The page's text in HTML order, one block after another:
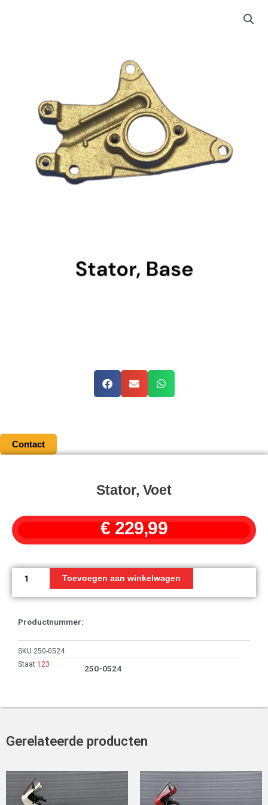
Contact
Stator, Voet
€229,99
Stator,
voet
Toevoegen aan winkelwagen
Productnummer:
SKU 250-0524
Staat 123 250-0524
Gerelateerde producten